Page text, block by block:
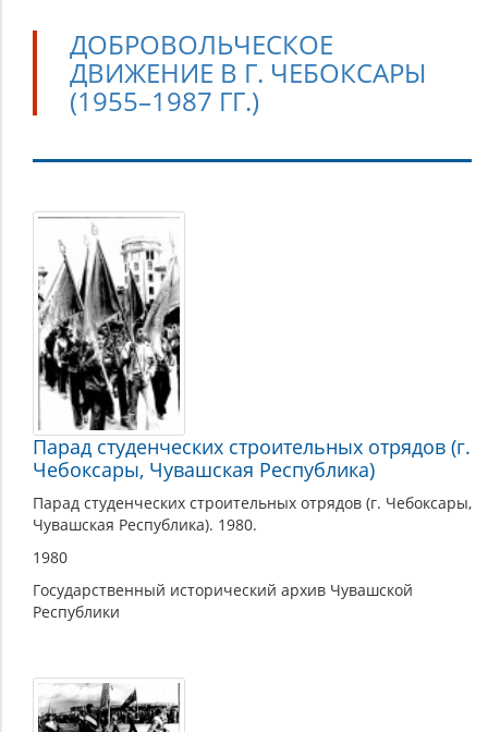
ДОБРОВОЛЬЧЕСКОЕ
ДВИЖЕНИЕ В Г. ЧЕБОКСАРЫ
(1955–1987 ГГ.)
Добровольческое
движение
в
г.
Чебоксары
(1955–
1987
гг.)
Парад студенческих строительных отрядов (г.
Чебоксары, Чувашская Республика)
Парад студенческих строительных отрядов (г. Чебоксары,
Чувашская Республика). 1980.
1980
Государственный исторический архив Чувашской
Республики